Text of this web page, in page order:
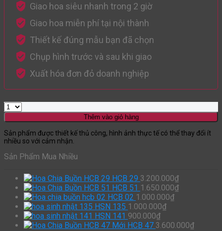
Giao hoa siêu nhanh trong 2 giờ
Giao hoa miễn phí tại nội thành
Thiết kế đúng mẫu bạn đã chọn
Chụp hình trước và sau khi giao
Xuất hóa đơn đỏ doanh nghiệp
Thêm vào giỏ hàng
Sản phẩm được thiết kế thủ công, hình ảnh thực tế có thể thay đổi ít
nhiều so với cảm nhận.
Sản Phẩm Mua Nhiều
HCB 29 3.200.000₫
HCB 51 1.650.000₫
HCB 02 1.000.000₫
HSN 135 1.000.000₫
HSN 141 900.000₫
HCB 47 3.600.000₫